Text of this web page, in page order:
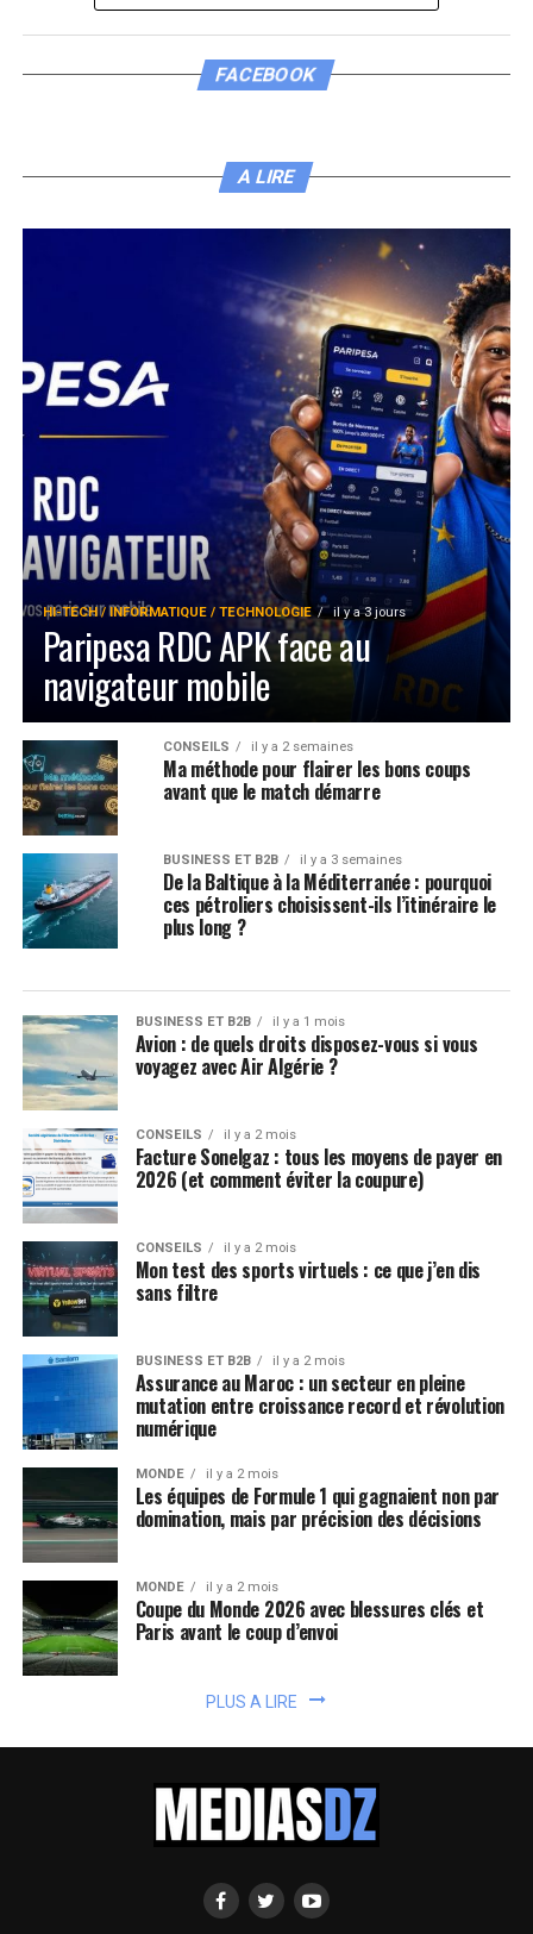
FACEBOOK
A LIRE
HI-TECH / INFORMATIQUE / TECHNOLOGIE il y a 3 jours
Paripesa RDC APK face au
navigateur mobile
CONSEILS il y a 2 semaines
Ma méthode pour flairer les bons coups
avant que le match démarre
BUSINESS ET B2B il y a 3 semaines
De la Baltique à la Méditerranée : pourquoi
ces pétroliers choisissent-ils l’itinéraire le
plus long ?
BUSINESS ET B2B il y a 1 mois
Avion : de quels droits disposez-vous si vous
voyagez avec Air Algérie ?
CONSEILS il y a 2 mois
Facture Sonelgaz : tous les moyens de payer en
2026 (et comment éviter la coupure)
CONSEILS il y a 2 mois
Mon test des sports virtuels : ce que j’en dis
sans filtre
BUSINESS ET B2B il y a 2 mois
Assurance au Maroc : un secteur en pleine
mutation entre croissance record et révolution
numérique
MONDE il y a 2 mois
Les équipes de Formule 1 qui gagnaient non par
domination, mais par précision des décisions
MONDE il y a 2 mois
Coupe du Monde 2026 avec blessures clés et
Paris avant le coup d’envoi
PLUS A LIRE